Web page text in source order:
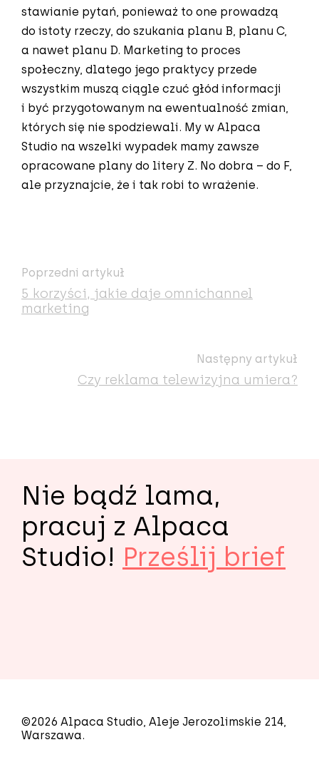
stawianie pytań, ponieważ to one prowadzą
do istoty rzeczy, do szukania planu B, planu C,
a nawet planu D. Marketing to proces
społeczny, dlatego jego praktycy przede
wszystkim muszą ciągle czuć głód informacji
i być przygotowanym na ewentualność zmian,
których się nie spodziewali. My w Alpaca
Studio na wszelki wypadek mamy zawsze
opracowane plany do litery Z. No dobra – do F,
ale przyznajcie, że i tak robi to wrażenie.
Poprzedni artykuł
5 korzyści, jakie daje omnichannel
marketing
Następny artykuł
Czy reklama telewizyjna umiera?
Nie bądź lama,
pracuj z Alpaca
Studio! Prześlij brief
©2026 Alpaca Studio, Aleje Jerozolimskie 214,
Warszawa.